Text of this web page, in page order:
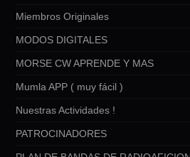
Miembros Originales
MODOS DIGITALES
MORSE CW APRENDE Y MAS
Mumla APP ( muy fácil )
Nuestras Actividades !
PATROCINADORES